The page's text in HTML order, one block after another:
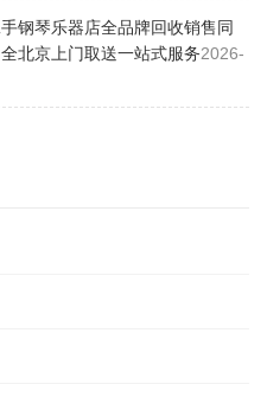
钢琴乐器店全品牌回收销售同
北京上门取送一站式服务2026-